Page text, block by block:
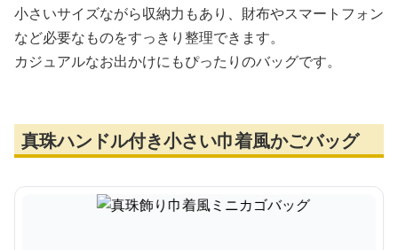
小さいサイズながら収納力もあり、財布やスマートフォン
など必要なものをすっきり整理できます。
カジュアルなお出かけにもぴったりのバッグです。
真珠ハンドル付き小さい巾着風かごバッグ